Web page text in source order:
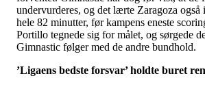
undervurderes, og det lærte Zaragoza også
hele 82 minutter, før kampens eneste
Portillo tegnede sig for målet, og sørgede
Gimnastic følger med de andre bundhold.
’Ligaens bedste forsvar’ holdte buret